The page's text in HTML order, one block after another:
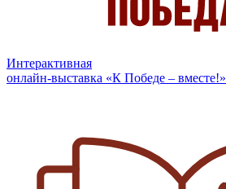
Интерактивная
онлайн-выставка «К Победе – вместе!»